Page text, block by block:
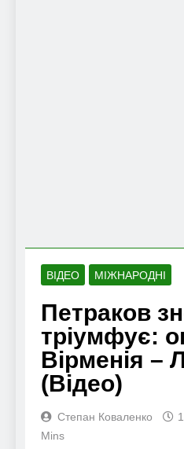
ВІДЕО МІЖНАРОДНІ
Петраков
тріумфує:
Вірменія –
(Відео)
Степан Коваленко
Mins